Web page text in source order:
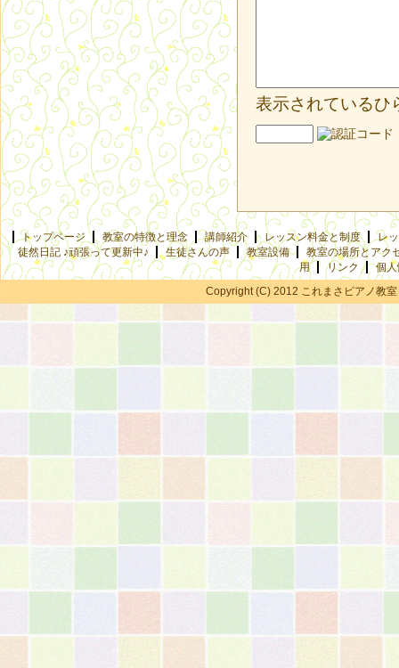
表示されているひ
トップページ 教室の特徴と理念 講師紹介 レッスン料金と制度
レ
徒然日記 ♪頑張って更新中♪
生徒さんの声 教室設備
教室の場所とアク
用
リンク
個
Copyright (C) 2012 これまさピアノ教